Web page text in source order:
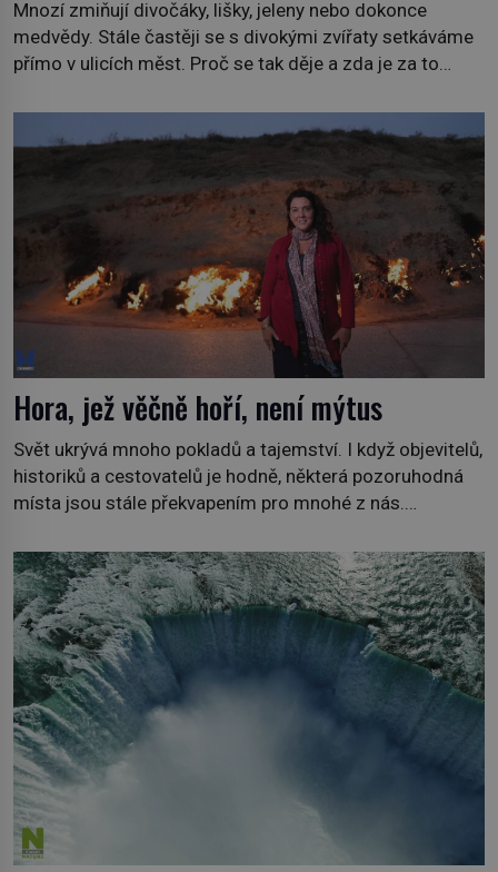
Mnozí zmiňují divočáky, lišky, jeleny nebo dokonce
medvědy. Stále častěji se s divokými zvířaty setkáváme
přímo v ulicích měst. Proč se tak děje a zda je za to
jiných. My se raději podíváme do jiných zemí a
prozkoumáme, jaká další zvířata po celém světě se
Hora, jež věčně hoří, není mýtus
Svět ukrývá mnoho pokladů a tajemství. I když objevitelů,
historiků a cestovatelů je hodně, některá pozoruhodná
místa jsou stále překvapením pro mnohé z nás.
Albánie či úchvatná atmosféra Kypru jsou jedny z míst,
která nám mají co nabídnout a vyprávět. Uznávaná
historička Bettany Hughes, se vydala prozkoumat
pozoruhodné úkazy, o kterých jste možná doposud
neslyšeli. Hora, […]